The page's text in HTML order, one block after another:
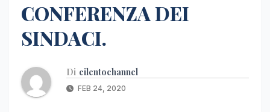
CONFERENZA DEI
SINDACI.
Di cilentochannel
FEB 24, 2020